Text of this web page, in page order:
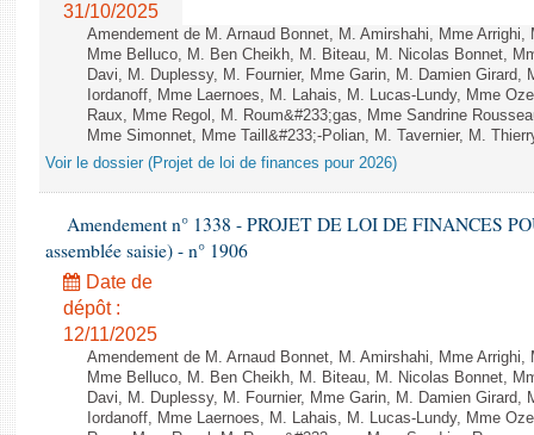
31/10/2025
Amendement de M. Arnaud Bonnet, M. Amirshahi, Mme
Mme Belluco, M. Ben Cheikh, M. Biteau, M. Nicolas Bonnet,
Davi, M. Duplessy, M. Fournier, Mme Garin, M. Damien Girard,
Iordanoff, Mme Laernoes, M. Lahais, M. Lucas-Lundy, Mme
Raux, Mme Regol, M. Roum&#233;gas, Mme Sandrine
Mme Simonnet, Mme Taill&#233;-Polian, M. Tavernier, M.
Voir le dossier (Projet de loi de finances pour 2026)
Amendement n° 1338 - PROJET DE LOI DE FINANCES
assemblée saisie) - n° 1906
Date de
dépôt :
12/11/2025
Amendement de M. Arnaud Bonnet, M. Amirshahi, Mme
Mme Belluco, M. Ben Cheikh, M. Biteau, M. Nicolas Bonnet,
Davi, M. Duplessy, M. Fournier, Mme Garin, M. Damien Girard,
Iordanoff, Mme Laernoes, M. Lahais, M. Lucas-Lundy, Mme